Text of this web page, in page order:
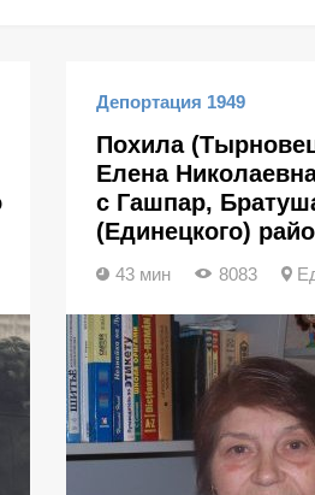
Депортация 1949
Похила
Елена
с Гашпар,
(Единецкого)
43 мин 8083